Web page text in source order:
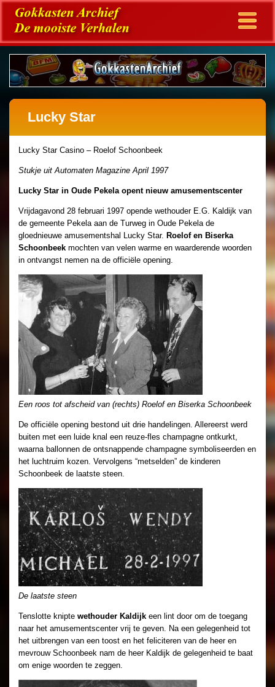
Lucky Star
Lucky Star Casino – Roelof Schoonbeek
Stukje uit Automaten Magazine April 1997
Lucky Star in Oude Pekela opent nieuw amusementscenter
Vrijdagavond 28 februari 1997 opende wethouder E.G. Kaldijk van
de gemeente Pekela aan de Turweg in Oude Pekela de
gloednieuwe amusementshal Lucky Star. Roelof en Biserka
Schoonbeek mochten van velen warme en waarderende woorden
in ontvangst nemen na de officiële opening.
Een roos tot afscheid van (rechts) Roelof en Biserka Schoonbeek
De officiële opening bestond uit drie handelingen. Allereerst werd
buiten met een luide knal een reuze-fles champagne ontkurkt,
waarna ballonnen de ontsnappende champagne symboliseerden en
het luchtruim kozen. Vervolgens “metselden” de kinderen
Schoonbeek de laatste steen.
De laatste steen
Tenslotte knipte wethouder Kaldijk een lint door om de toegang
naar het amusementscenter vrij te geven. Na een gelegenheid tot
het uitbrengen van een toost en het feliciteren van de heer en
mevrouw Schoonbeek nam de heer Kaldijk de gelegenheid te baat
om enige woorden te zeggen.